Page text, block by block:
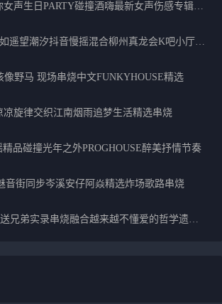
下辈子不一定遇见你女声生日PARTY碰撞酒嗨最新女声伤感专辑实录
国粤语ELECTRO不如遥望潮汐抖音慢摇混合柳州真龙会K吧小厅小康混音
像野马 现场串烧中文FUNKYHOUSE精选
凉旋律交织江南烟雨追梦生活精选串烧
品碰撞光年之外PROGHOUSE醉美抒情节奏
音街同步岑溪安仔阿焱精选炸场歌路串烧
全国粤语CLUB音乐送兄弟实录串烧融合越来越不懂爱的哲学遗憾专辑